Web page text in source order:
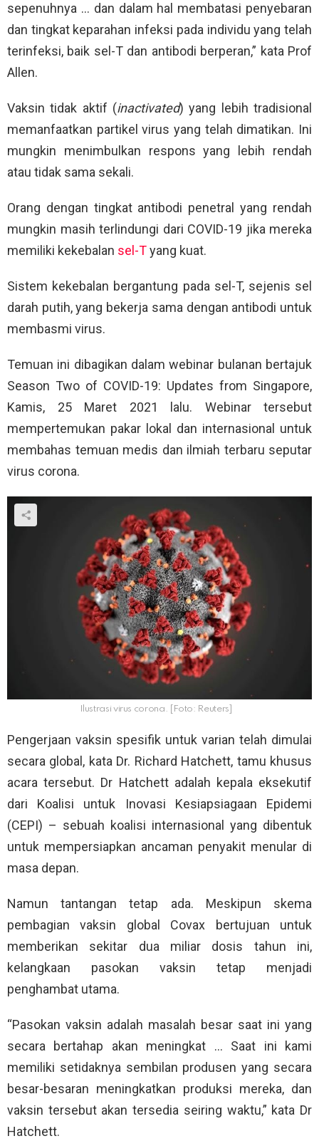
sepenuhnya … dan dalam hal membatasi penyebaran
dan tingkat keparahan infeksi pada individu yang telah
terinfeksi, baik sel-T dan antibodi berperan,” kata Prof
Allen.
Vaksin tidak aktif (inactivated) yang lebih tradisional
memanfaatkan partikel virus yang telah dimatikan. Ini
mungkin menimbulkan respons yang lebih rendah
atau tidak sama sekali.
Orang dengan tingkat antibodi penetral yang rendah
mungkin masih terlindungi dari COVID-19 jika mereka
memiliki kekebalan sel-Tyang kuat.
Sistem kekebalan bergantung pada sel-T, sejenis sel
darah putih, yang bekerja sama dengan antibodi untuk
membasmi virus.
Temuan ini dibagikan dalam webinar bulanan bertajuk
Season Two of COVID-19: Updates from Singapore,
Kamis, 25 Maret 2021 lalu. Webinar tersebut
mempertemukan pakar lokal dan internasional untuk
membahas temuan medis dan ilmiah terbaru seputar
virus corona.
Ilustrasi virus corona. [Foto: Reuters]
Pengerjaan vaksin spesifik untuk varian telah dimulai
secara global, kata Dr. Richard Hatchett, tamu khusus
acara tersebut. Dr Hatchett adalah kepala eksekutif
dari Koalisi untuk Inovasi Kesiapsiagaan Epidemi
(CEPI) – sebuah koalisi internasional yang dibentuk
untuk mempersiapkan ancaman penyakit menular di
masa depan.
Namun tantangan tetap ada. Meskipun skema
pembagian vaksin global Covax bertujuan untuk
memberikan sekitar dua miliar dosis tahun ini,
kelangkaan pasokan vaksin tetap menjadi
penghambat utama.
“Pasokan vaksin adalah masalah besar saat ini yang
secara bertahap akan meningkat … Saat ini kami
memiliki setidaknya sembilan produsen yang secara
besar-besaran meningkatkan produksi mereka, dan
vaksin tersebut akan tersedia seiring waktu,” kata Dr
Hatchett.